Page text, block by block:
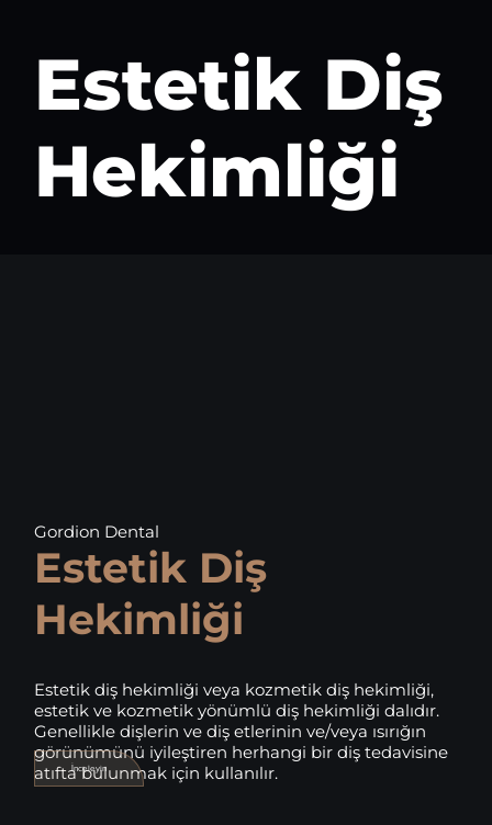
Estetik Diş
Hekimliği
Gordion Dental
Estetik Diş
Hekimliği
Estetik diş hekimliği veya kozmetik diş hekimliği,
estetik ve kozmetik yönümlü diş hekimliği dalıdır.
Genellikle dişlerin ve diş etlerinin ve/veya ısırığın
görünümünü iyileştiren herhangi bir diş tedavisine
atıfta bulunmak için kullanılır.
İnceleyin